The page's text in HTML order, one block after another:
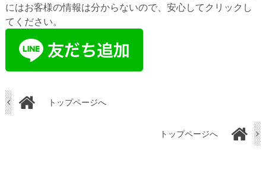
にはお客様の情報は分からないので、安心してクリックし
てください。
トップページへ
トップページへ